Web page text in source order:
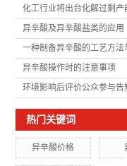
化工行业将出台化解过剩产
异辛酸及异辛酸盐类的应用
一种制备异辛酸的工艺方法
异辛酸操作时的注意事项
环境影响后评价公众参与告
热门关键词
异辛酸价格